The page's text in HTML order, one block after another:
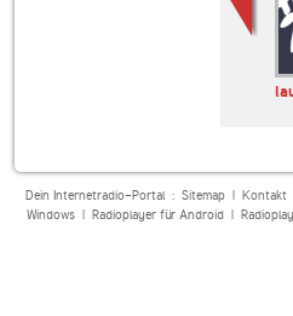
Dein Internetradio-Portal : Sitemap| Kontakt
Windows| Radioplayer für Android|